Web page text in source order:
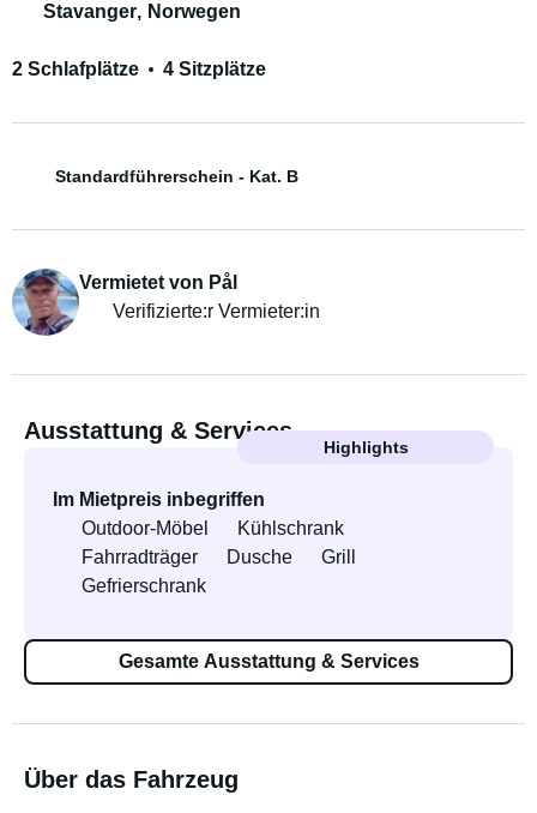
Stavanger, Norwegen
2 Schlafplätze 4 Sitzplätze
Standardführerschein - Kat. B
Vermietet von Pål
Verifizierte:r Vermieter:in
Ausstattung & Services
Highlights
Im Mietpreis inbegriffen
Outdoor-Möbel
Kühlschrank
Fahrradträger
Dusche
Grill
Gefrierschrank
Gesamte Ausstattung & Services
Über das Fahrzeug